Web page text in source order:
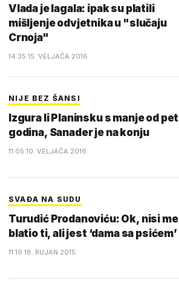
Vlada je lagala: ipak su platili
mišljenje odvjetnika u "slučaju
Crnoja"
14:35 15. VELJAČA 2016.
NIJE BEZ ŠANSI
Izgura li Planinsku s manje od pet
godina, Sanader je na konju
11:05 10. VELJAČA 2016.
SVAĐA NA SUDU
Turudić Prodanoviću: Ok, nisi me
blatio ti, ali jest ‘dama sa psićem’
11:16 18. RUJAN 2015.